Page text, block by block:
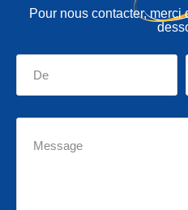
Pour nous contacter,